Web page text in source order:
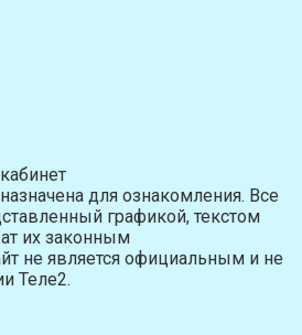
для ознакомления. Все
графикой, текстом
их законным
не является официальным и не
Теле2.